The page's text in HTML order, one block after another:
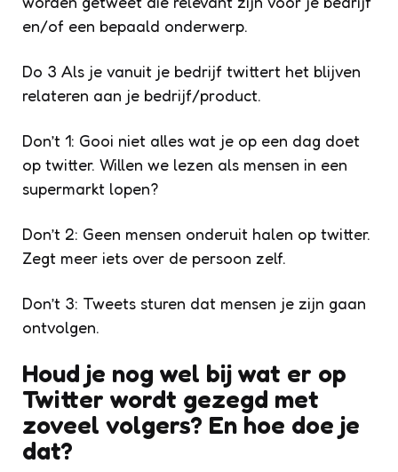
en/of een bepaald onderwerp.
Do 3 Als je vanuit je bedrijf twittert het blijven
relateren aan je bedrijf/product.
Don’t 1: Gooi niet alles wat je op een dag doet
op twitter. Willen we lezen als mensen in een
supermarkt lopen?
Don’t 2: Geen mensen onderuit halen op twitter.
Zegt meer iets over de persoon zelf.
Don’t 3: Tweets sturen dat mensen je zijn gaan
ontvolgen.
Houd je nog wel bij wat er op
Twitter wordt gezegd met
zoveel volgers? En hoe doe je
dat?